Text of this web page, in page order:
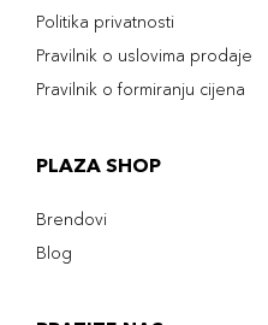
Politika privatnosti
Pravilnik o uslovima prodaje
Pravilnik o formiranju cijena
PLAZA SHOP
Brendovi
Blog